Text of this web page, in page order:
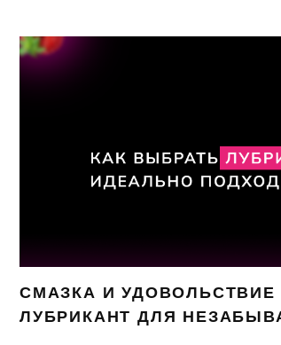
СМАЗКА И
ЛУБРИКАНТ ДЛЯ